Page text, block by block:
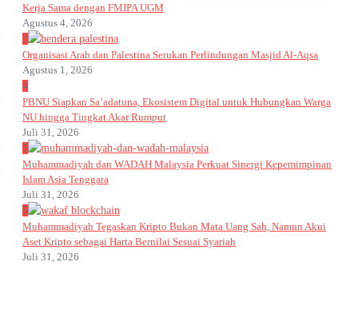
Kerja Sama dengan FMIPA UGM
Agustus 4, 2026
3
Organisasi Arab dan Palestina Serukan Perlindungan Masjid Al-Aqsa
Agustus 1, 2026
4
PBNU Siapkan Sa’adatuna, Ekosistem Digital untuk Hubungkan Warga
NU hingga Tingkat Akar Rumput
Juli 31, 2026
5
Muhammadiyah dan WADAH Malaysia Perkuat Sinergi Kepemimpinan
Islam Asia Tenggara
Juli 31, 2026
6
Muhammadiyah Tegaskan Kripto Bukan Mata Uang Sah, Namun Akui
Aset Kripto sebagai Harta Bernilai Sesuai Syariah
Juli 31, 2026